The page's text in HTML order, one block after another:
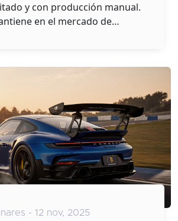
y con producción manual.
en el mercado de
- 12 nov, 2025